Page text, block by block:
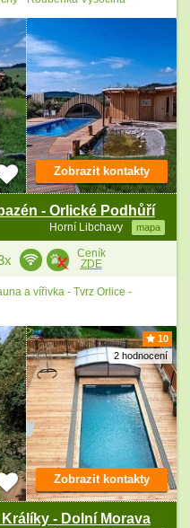
- Orlické Podhůří
Horní Libchavy mapa
Zobrazit kontakty
Ceník
ZDE
a vířivka - Tvrz Orlice -
10
2 hodnocení
- Dolní Morava
Zobrazit kontakty